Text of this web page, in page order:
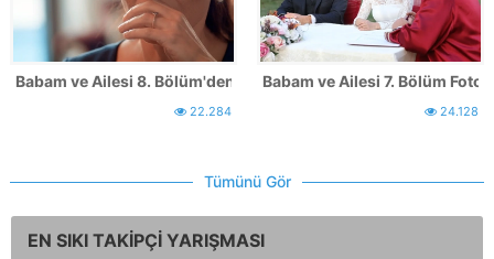
Babam ve Ailesi 8. Bölüm'den İlk Kareler
22.284
Babam ve Ailesi 7. Bölüm
24.128
Tümünü Gör
EN SIKI TAKİPÇİ YARIŞMASI